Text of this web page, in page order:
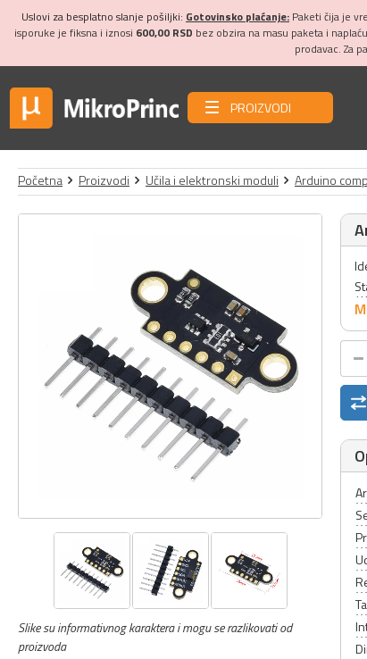
Uslovi za besplatno slanje pošiljki: Gotovinsko plaćanje: Paketi čija je
isporuke je fiksna i iznosi 600,00 RSD bez obzira na masu paketa i
prodavac. Za
PROIZVODI
Početna Proizvodi Učila i elektronski moduli Arduino
Slike su informativnog karaktera i mogu se razlikovati od
proizvoda